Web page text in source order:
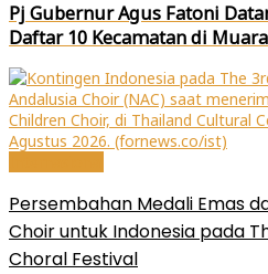
Pj Gubernur Agus Fatoni
Daftar 10 Kecamatan di
Persembahan Medali Emas
Choir untuk Indonesia pada
Choral Festival